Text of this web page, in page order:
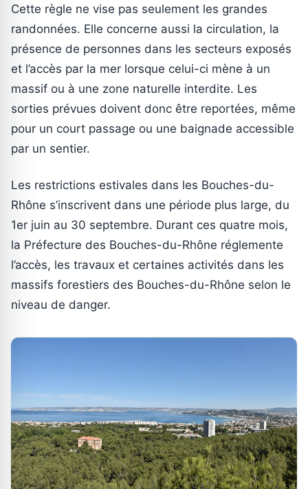
Cette règle ne vise pas seulement les grandes
randonnées. Elle concerne aussi la circulation, la
présence de personnes dans les secteurs exposés
et l’accès par la mer lorsque celui-ci mène à un
massif ou à une zone naturelle interdite. Les
sorties prévues doivent donc être reportées, même
pour un court passage ou une baignade accessible
par un sentier.
Les restrictions estivales dans les Bouches-du-
Rhône s’inscrivent dans une période plus large, du
1er juin au 30 septembre. Durant ces quatre mois,
la Préfecture des Bouches-du-Rhône réglemente
l’accès, les travaux et certaines activités dans les
massifs forestiers des Bouches-du-Rhône selon le
niveau de danger.